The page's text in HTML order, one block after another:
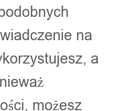
na
a
możesz